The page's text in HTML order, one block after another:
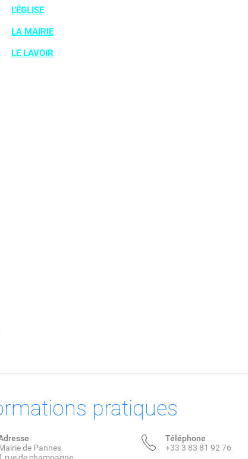
L'ÉGLISE
LA MAIRIE
LE LAVOIR
pratiques
de Pannes
Téléphone
+33 3 83 81 92 76